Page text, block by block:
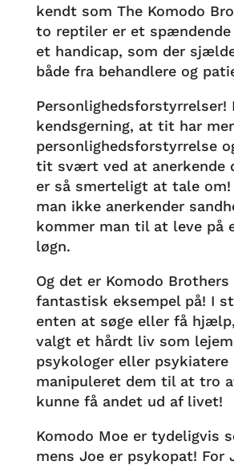
kendt som The Komodo
to reptiler er et spændende
et handicap, som der
både fra behandlere og
Personlighedsforstyrrelser!
kendsgerning, at tit har
personlighedsforstyrrelse
tit svært ved at anerkende
er så smerteligt at tale om!
man ikke anerkender
kommer man til at leve på
løgn.
Og det er Komodo Brothers
fantastisk eksempel på! I
enten at søge eller få
valgt et hårdt liv som
psykologer eller psykiatere
manipuleret dem til at tro
kunne få andet ud af livet!
Komodo Moe er tydeligvis
mens Joe er psykopat! For